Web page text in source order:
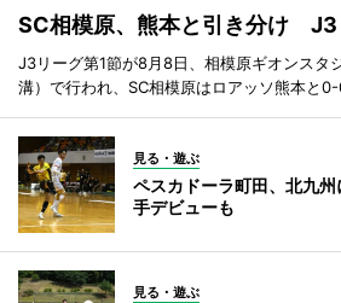
SC相模原、熊本と引き分け J3
J3リーグ第1節が8月8日、相模原ギオンスタ
溝）で行われ、SC相模原はロアッソ熊本と0-
見る・遊ぶ
ペスカドーラ町田、北九
手デビューも
見る・遊ぶ